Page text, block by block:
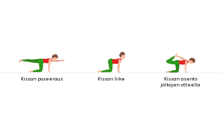
Kissan poseeraus Kissan liike
Kissan asento
jalkojen otteella